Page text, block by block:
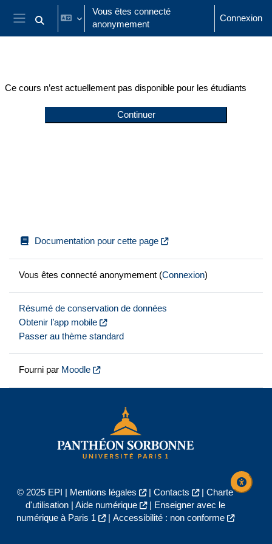
Passer au contenu principal
Panneau latéral
Activer/désactiver la saisie de recherche
Vous êtes connecté
anonymement
Connexion
Ce cours n’est actuellement pas disponible pour les étudiants
Continuer
Documentation pour cette page
Vous êtes connecté anonymement (Connexion)
Résumé de conservation de données
Obtenir l’app mobile
Passer au thème standard
Fourni par Moodle
© 2025 EPI | Mentions légales | Contacts | Charte
d'utilisation| Aide numérique |
Enseigner avec le
numérique à Paris 1
| Accessibilité : non conforme